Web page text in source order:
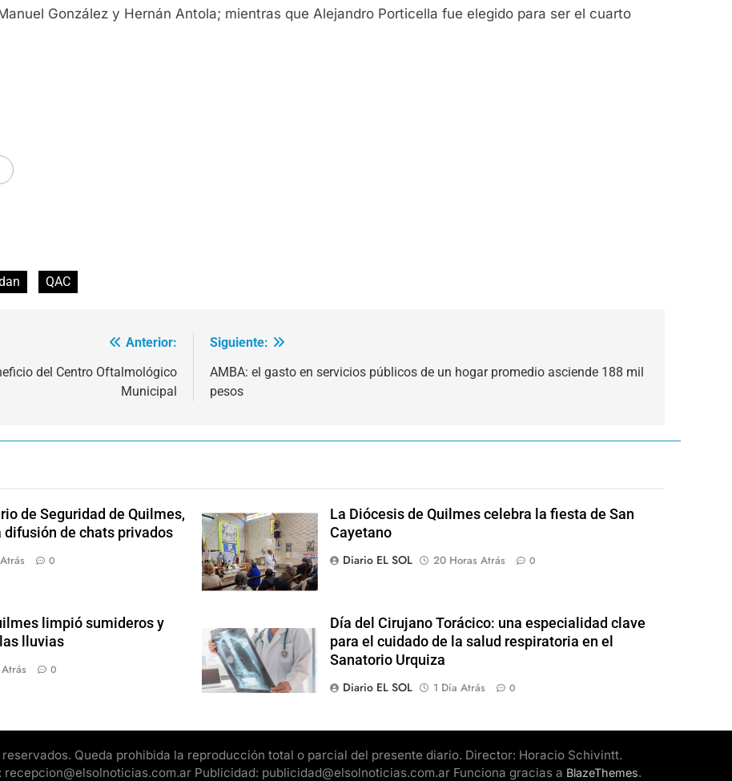
González y Hernán Antola; mientras que Alejandro Porticella fue elegido para ser el cuarto
QAC
Anterior:
del Centro Oftalmológico
Municipal
Siguiente:
AMBA: el gasto en servicios públicos de un hogar promedio asciende 188 mil
pesos
de Seguridad de Quilmes,
difusión de chats privados
0
La Diócesis de Quilmes celebra la fiesta de San
Cayetano
Diario EL SOL
20 Horas Atrás 0
limpió sumideros y
lluvias
0
Día del Cirujano Torácico: una especialidad clave
para el cuidado de la salud respiratoria en el
Sanatorio Urquiza
Diario EL SOL
1 Día Atrás 0
Queda prohibida la reproducción total o parcial del presente diario. Director: Horacio Schivintt.
Publicidad: publicidad@elsolnoticias.com.ar Funciona gracias a BlazeThemes.